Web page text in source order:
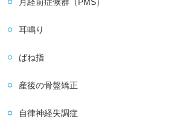
耳鳴り
ばね指
産後の骨盤矯正
自律神経失調症